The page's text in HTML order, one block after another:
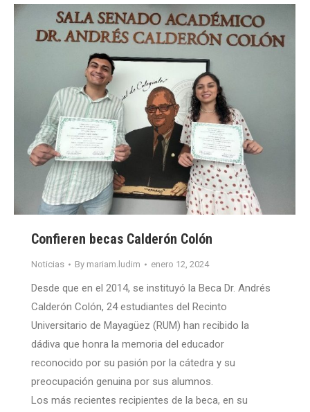
Confieren becas Calderón Colón
Noticias By mariam.ludim enero 12, 2024
Desde que en el 2014, se instituyó la Beca Dr. Andrés
Calderón Colón, 24 estudiantes del Recinto
Universitario de Mayagüez (RUM) han recibido la
dádiva que honra la memoria del educador
reconocido por su pasión por la cátedra y su
preocupación genuina por sus alumnos.
Los más recientes recipientes de la beca, en su